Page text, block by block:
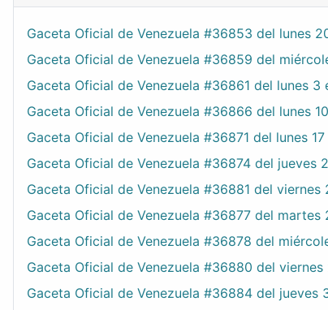
Gaceta Oficial de Venezuela #36853 del lunes
Gaceta Oficial de Venezuela #36859 del
Gaceta Oficial de Venezuela #36861 del lunes 3
Gaceta Oficial de Venezuela #36866 del lunes
Gaceta Oficial de Venezuela #36871 del lunes
Gaceta Oficial de Venezuela #36874 del jueves
Gaceta Oficial de Venezuela #36881 del viernes
Gaceta Oficial de Venezuela #36877 del martes
Gaceta Oficial de Venezuela #36878 del
Gaceta Oficial de Venezuela #36880 del
Gaceta Oficial de Venezuela #36884 del jueves